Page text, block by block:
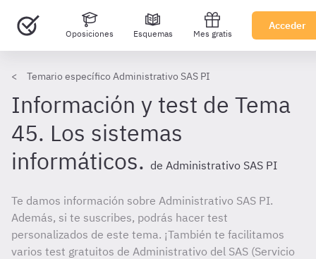
Oposiciones Esquemas Mes gratis
Acceder
Temario específico Administrativo SAS PI
Información y test de Tema
45. Los sistemas
informáticos. de Administrativo SAS PI
Te damos información sobre Administrativo SAS PI.
Además, si te suscribes, podrás hacer test
personalizados de este tema. ¡También te facilitamos
varios test gratuitos de Administrativo del SAS (Servicio